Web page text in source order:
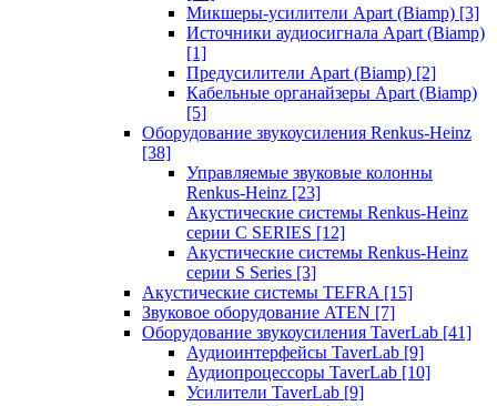
Микшеры-усилители Apart (Biamp) [3]
Источники аудиосигнала Apart (Biamp)
[1]
Предусилители Apart (Biamp) [2]
Кабельные органайзеры Apart (Biamp)
[5]
Оборудование звукоусиления Renkus-Heinz
[38]
Управляемые звуковые колонны
Renkus-Heinz [23]
Акустические системы Renkus-Heinz
серии C SERIES [12]
Акустические системы Renkus-Heinz
серии S Series [3]
Акустические системы TEFRA [15]
Звуковое оборудование ATEN [7]
Оборудование звукоусиления TaverLab [41]
Аудиоинтерфейсы TaverLab [9]
Аудиопроцессоры TaverLab [10]
Усилители TaverLab [9]